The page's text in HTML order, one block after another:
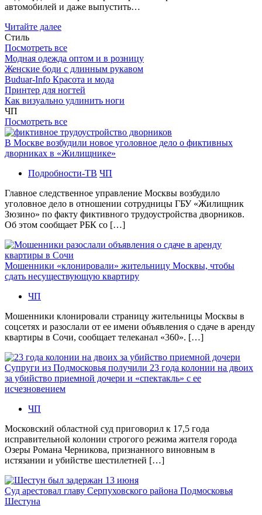
автомобилей и даже выпустить…
Читайте далее
Стиль
Посмотреть все
Модная одежда оптом и в розницу
Женские боди с длинным рукавом
Buduar-Info Красота и мода
Принтер для ногтей
Как визуально удлинить ноги
ЧП
Посмотреть все
В Москве возбудили новое уголовное дело о фиктивных
дворниках в «Жилищнике»
Подробности-ТВ ЧП
Главное следственное управление Москвы возбудило
уголовное дело в отношении сотрудницы ГБУ «Жилищник
Зюзино» по факту фиктивного трудоустройства дворников.
Об этом сообщает РБК со […]
Мошенники «клонировали» жительницу Москвы, чтобы
сдать несуществующую квартиру
ЧП
Мошенники клонировали страницу жительницы Москвы в
соцсетях и разослали от ее имени объявления о сдаче в аренду
квартиры в Сочи, сообщает телеканал «360». […]
Супруги из Подмосковья получили 23 года колонии на двоих
за убийство приемной дочери и «спектакль» с ее
исчезновением
ЧП
Московский областной суд приговорил к 17,5 года
исправительной колонии строгого режима жителя города
Озеры Романа Черникова, признанного виновным в
истязании и убийстве шестилетней […]
Суд арестовал главу Серпуховского района Подмосковья
Шестуна